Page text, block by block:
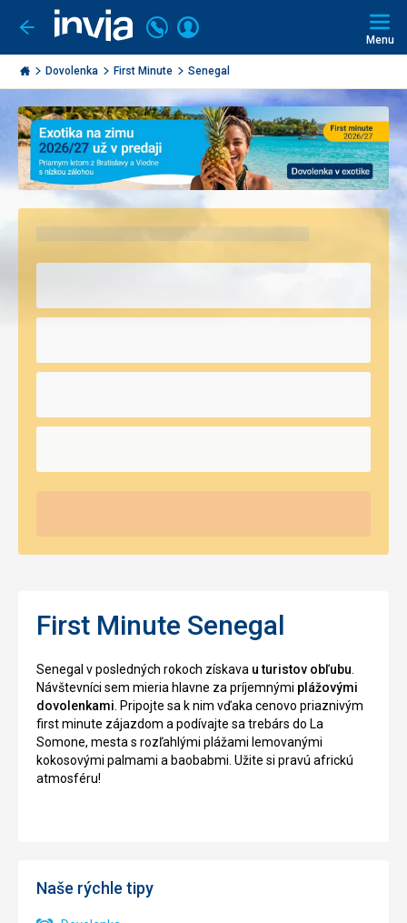
Ísť
späť
Invia.sk
Volajte
+421
2
3221
0491
Prihlásiť
Menu
Dovolenka First Minute Senegal
First Minute Senegal
Senegal v posledných rokoch získava u turistov obľubu
Návštevníci sem mieria hlavne za príjemnými plážovými
dovolenkami . Pripojte sa k nim vďaka cenovo priaznivým
first minute zájazdom a podívajte sa trebárs do La
Somone, mesta s rozľahlými plážami lemovanými
kokosovými palmami a baobabmi. Užite si pravú africkú
atmosféru!
Naše rýchle tipy